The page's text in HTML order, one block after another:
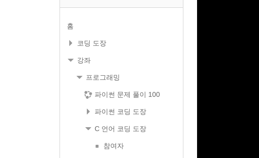
홈
코딩 도장
강좌
프로그래밍
파이썬 문제 풀이 100
파이썬 코딩 도장
C 언어 코딩 도장
참여자